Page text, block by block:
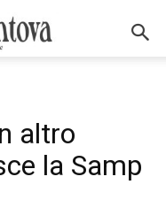
altro
la Samp